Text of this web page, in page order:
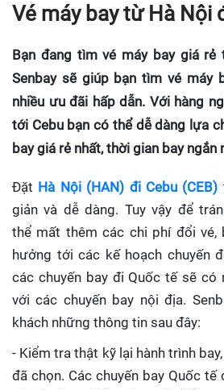
Vé máy bay từ Hà Nội
Bạn đang tìm vé máy bay giá rẻ
Senbay sẽ giúp bạn tìm vé máy
nhiều ưu đãi hấp dẫn. Với hàng
tới Cebu bạn có thể dễ dàng lựa
bay giá rẻ nhất, thời gian bay ngắn
Đặt Hà Nội (HAN) đi Cebu (CEB)
giản và dễ dàng. Tuy vậy để
thể mất thêm các chi phí đổi vé,
hưởng tới các kế hoạch chuyến
các chuyến bay đi Quốc tế sẽ có
với các chuyến bay nội địa.
khách những thông tin sau đây:
- Kiểm tra thật kỹ lại hành trình
đã chọn. Các chuyến bay Quốc